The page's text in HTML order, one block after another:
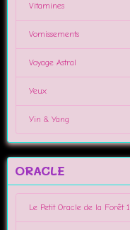
Vitamines
Vomissements
Voyage Astral
Yeux
Yin & Yang
ORACLE
Le Petit Oracle de la Forêt 1